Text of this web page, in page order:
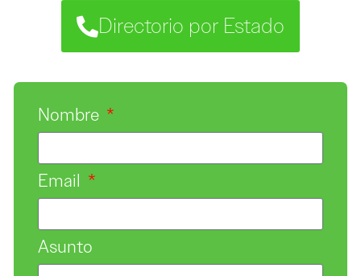
Directorio por Estado
Nombre
Email
Asunto